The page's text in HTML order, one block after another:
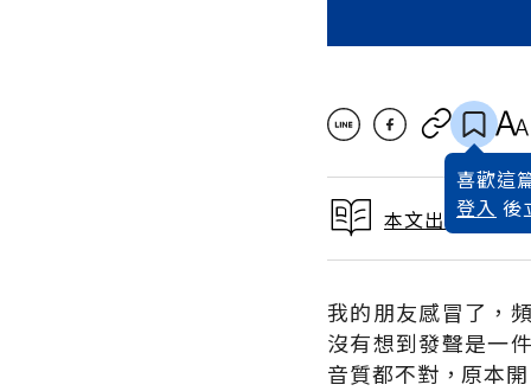
喜歡這
登入 後
本文出自 2004
我的朋友感冒了，
沒有想到發聲是一
音質都不對，原本